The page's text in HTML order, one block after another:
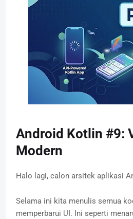
Android Kotlin #9:
Modern
Halo lagi, calon arsitek aplikasi
Selama ini kita menulis semua
memperbarui UI. Ini seperti